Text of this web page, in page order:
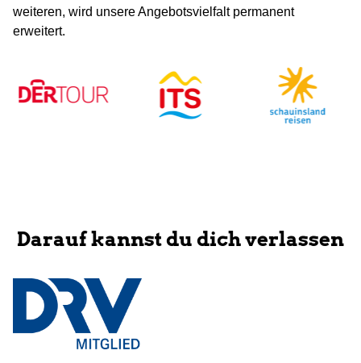
weiteren, wird unsere Angebotsvielfalt permanent
erweitert.
Darauf kannst du dich verlassen